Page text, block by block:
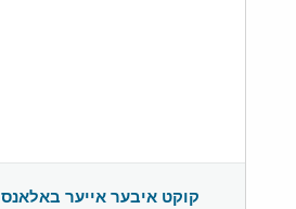
קוקט איבער אייער באלאנס